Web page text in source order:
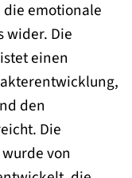
emotionale
wider. Die
einen
den
Die
von